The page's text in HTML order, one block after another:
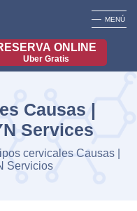
MENÚ
ONLINE
Uber Gratis
Causas |
Services
cervicales Causas |
Servicios